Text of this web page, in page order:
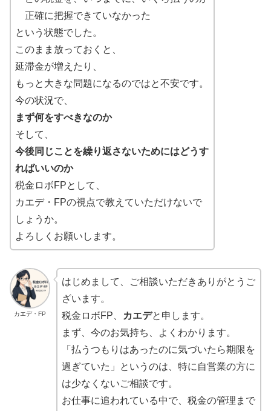
正確に把握できていなかった
という状態でした。
このまま放っておくと、
延滞金が増えたり、
もっと大きな問題になるのではと不安です。
今の状況で、
まず何をすべきなのか
そして、
今後同じことを繰り返さないためにはどうす
ればいいのか
税金ロボFPとして、
カエデ・FPの視点で教えていただけないで
しょうか。
よろしくお願いします。
カエデ・FP
はじめまして、ご相談いただきありがとうご
ざいます。
税金ロボFP、
カエデと申します。
まず、今のお気持ち、よくわかります。
「払うつもりはあったのに気づいたら期限を
過ぎていた」というのは、特に自営業の方に
は少なくないご相談です。
お仕事に追われている中で、税金の管理まで